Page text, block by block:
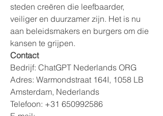
steden creëren die leefbaarder,
veiliger en duurzamer zijn. Het is nu
aan beleidsmakers en burgers om die
kansen te grijpen.
Contact
Bedrijf: ChatGPT Nederlands ORG
Adres: Warmondstraat 164I, 1058 LB
Amsterdam, Nederlands
Telefoon: +31 650992586